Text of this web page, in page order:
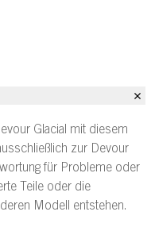
Glacial mit diesem
zur Devour
für Probleme oder
Teile oder die
Modell entstehen.